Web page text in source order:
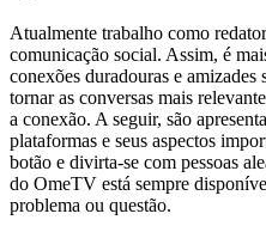
Atualmente trabalho como
comunicação social. Assim, é
conexões duradouras e amizades
tornar as conversas mais
a conexão. A seguir, são
plataformas e seus aspectos
botão e divirta-se com pessoas
do OmeTV está sempre
problema ou questão.